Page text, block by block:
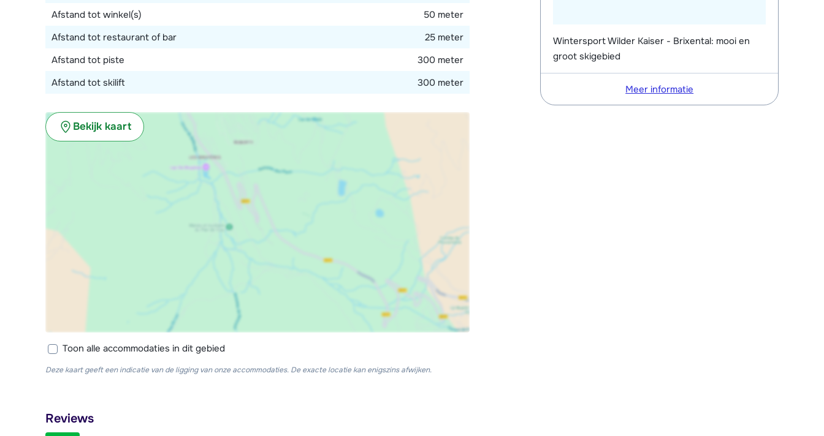
Afstand tot winkel(s)
50 meter
Afstand tot restaurant of bar
25 meter
Afstand tot piste
300 meter
Afstand tot skilift
300 meter
Bekijk kaart
Toon alle accommodaties in dit gebied
Deze kaart geeft een indicatie van de ligging van onze accommodaties. De exacte locatie kan enigszins afwijken.
Reviews
Wintersport Wilder Kaiser - Brixental: mooi en
groot skigebied
Meer informatie